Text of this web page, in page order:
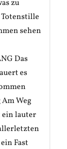
zu
Totenstille
sehen
Das
es
Weg
ein lauter
Fast